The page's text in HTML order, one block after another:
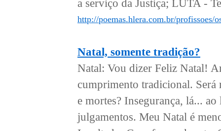
a serviço da Justiça; LUTA -
http://poemas.hlera.com.br/profissoes/
Natal, somente tradição?
Natal: Vou dizer Feliz Natal!
cumprimento tradicional. Será
e mortes? Insegurança, lá...
julgamentos. Meu Natal é